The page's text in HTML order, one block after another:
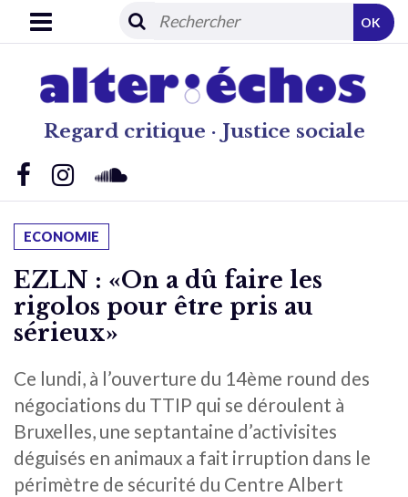
Regard critique · Justice sociale
OK
ECONOMIE
EZLN : «On a dû faire les
rigolos pour être pris au
sérieux»
Ce lundi, à l’ouverture du 14ème round des
négociations du TTIP qui se déroulent à
Bruxelles, une septantaine d’activisites
déguisés en animaux a fait irruption dans le
périmètre de sécurité du Centre Albert